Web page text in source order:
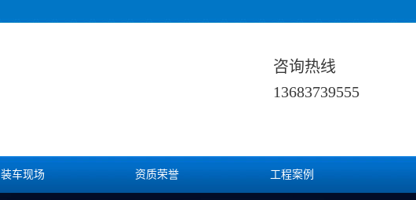
咨询热线
13683739555
装车现场 资质荣誉 工程案例